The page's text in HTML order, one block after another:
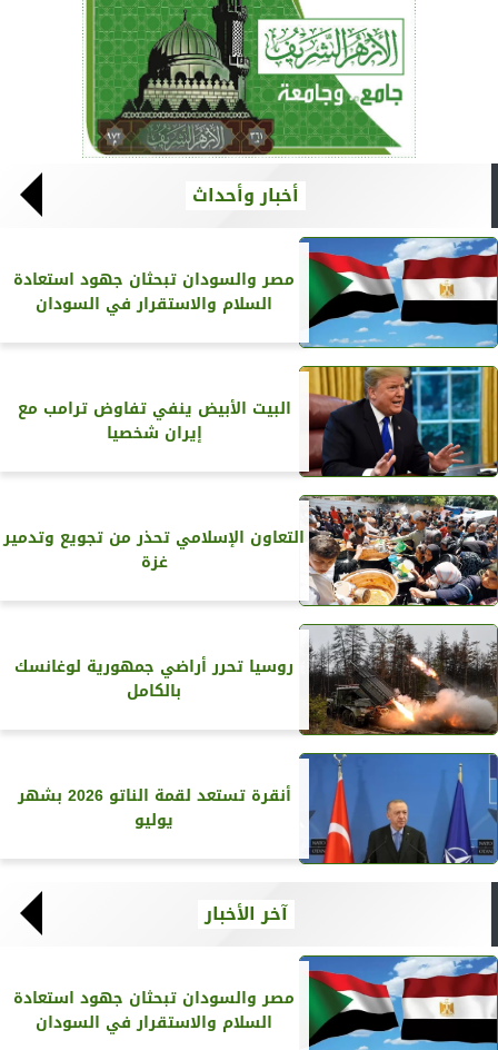
أخبار وأحداث
مصر والسودان تبحثان جهود استعادة
السلام والاستقرار في السودان
البيت الأبيض ينفي تفاوض ترامب مع
إيران شخصيا
التعاون الإسلامي تحذر من تجويع وتدمير
غزة
روسيا تحرر أراضي جمهورية لوغانسك
بالكامل
أنقرة تستعد لقمة الناتو 2026 بشهر
يوليو
آخر الأخبار
مصر والسودان تبحثان جهود استعادة
السلام والاستقرار في السودان